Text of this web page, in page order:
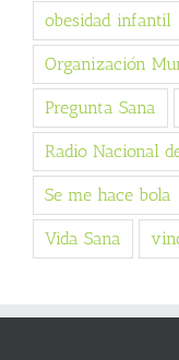
obesidad infantil
Organización
Pregunta Sana
Radio Nacional
Se me hace bola
Vida Sana